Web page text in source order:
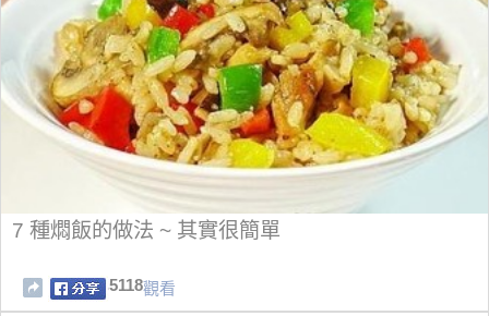
7 種燜飯的做法 ~ 其實很簡單
5118觀看